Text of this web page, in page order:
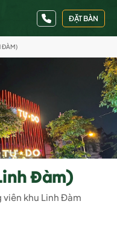
ĐẶT BÀN
ĐÀM)
Đàm)
khu Linh Đàm